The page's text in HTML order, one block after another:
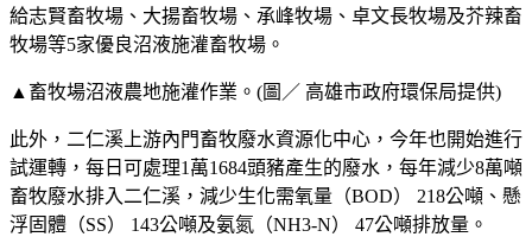
給志賢畜牧場、大揚畜牧場、承峰牧場、卓文長牧場及芥辣畜
牧場等5家優良沼液施灌畜牧場。
▲畜牧場沼液農地施灌作業。(圖／ 高雄市政府環保局提供)
此外，二仁溪上游內門畜牧廢水資源化中心，今年也開始進行
試運轉，每日可處理1萬1684頭豬產生的廢水，每年減少8萬噸
畜牧廢水排入二仁溪，減少生化需氧量（BOD） 218公噸、懸
浮固體（SS） 143公噸及氨氮（NH3-N） 47公噸排放量。